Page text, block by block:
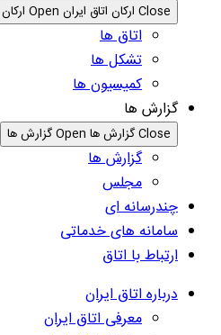
Close ارکان اتاق ایران Open ارکان اتاق ایران
اتاق ها
تشکل ها
کمیسیون ها
گزارش ها
Close گزارش ها Open گزارش ها
گزارش ها
مجلس
چندرسانه ای
سامانه های خدماتی
ارتباط با اتاق
درباره اتاق ایران
معرفی اتاق ایران